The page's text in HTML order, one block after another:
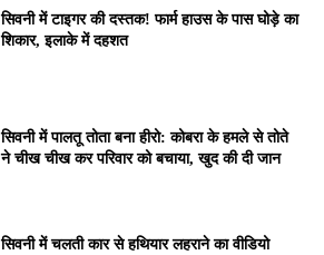
सिवनी में टाइगर की दस्तक! फार्म हाउस के पास घोड़े का
शिकार, इलाके में दहशत
सिवनी में पालतू तोता बना हीरो: कोबरा के हमले से तोते
ने चीख चीख कर परिवार को बचाया, खुद की दी जान
सिवनी में चलती कार से हथियार लहराने का वीडियो